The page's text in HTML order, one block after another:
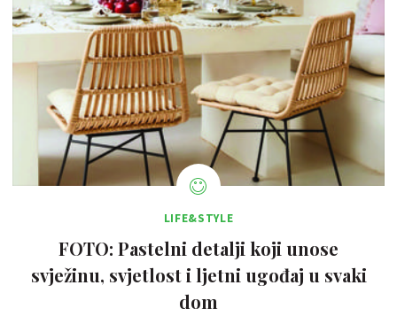
LIFE&STYLE
FOTO: Pastelni detalji koji unose
svježinu, svjetlost i ljetni ugođaj u svaki
dom